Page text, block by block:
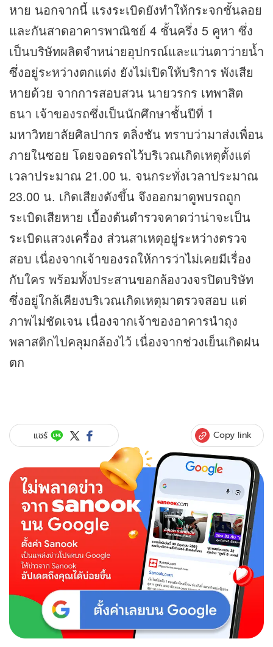
หาย นอกจากนี้ แรงระเบิดยังทำให้กระจกชั้นลอย
และกันสาดอาคารพาณิชย์ 4 ชั้นครึ่ง 5 คูหา ซึ่ง
เป็นบริษัทผลิตจำหน่ายอุปกรณ์และแว่นตาว่ายน้ำ
ซึ่งอยู่ระหว่างตกแต่ง ยังไม่เปิดให้บริการ พังเสีย
หายด้วย จากการสอบสวน นายวรกร เทพาสิต
ธนา เจ้าของรถซึ่งเป็นนักศึกษาชั้นปีที่ 1
มหาวิทยาลัยศิลปากร ตลิ่งชัน ทราบว่ามาส่งเพื่อน
ภายในซอย โดยจอดรถไว้บริเวณเกิดเหตุตั้งแต่
เวลาประมาณ 21.00 น. จนกระทั่งเวลาประมาณ
23.00 น. เกิดเสียงดังขึ้น จึงออกมาดูพบรถถูก
ระเบิดเสียหาย เบื้องต้นตำรวจคาดว่าน่าจะเป็น
ระเบิดแสวงเครื่อง ส่วนสาเหตุอยู่ระหว่างตรวจ
สอบ เนื่องจากเจ้าของรถให้การว่าไม่เคยมีเรื่อง
กับใคร พร้อมทั้งประสานขอกล้องวงจรปิดบริษัท
ซึ่งอยู่ใกล้เคียงบริเวณเกิดเหตุมาตรวจสอบ แต่
ภาพไม่ชัดเจน เนื่องจากเจ้าของอาคารนำถุง
พลาสติกไปคลุมกล้องไว้ เนื่องจากช่วงเย็นเกิดฝน
ตก
แชร์ Copy link